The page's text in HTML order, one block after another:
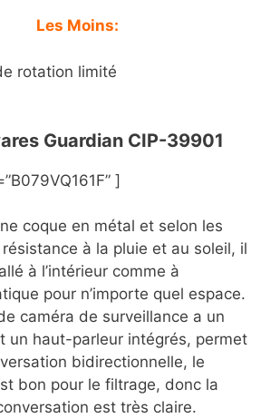
Les Moins:
rotation limité
Guardian CIP-39901
]
coque en métal et selon les
à la pluie et au soleil, il
à l’intérieur comme à
pour n’importe quel espace.
caméra de surveillance a un
un haut-parleur intégrés, permet
bidirectionnelle, le
bon pour le filtrage, donc la
est très claire.